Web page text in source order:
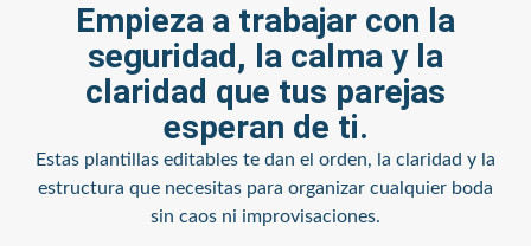
Empieza a trabajar con la
seguridad, la calma y la
claridad que tus parejas
esperan de ti.
Estas plantillas editables te dan el orden, la claridad y la
estructura que necesitas para organizar cualquier boda
sin caos ni improvisaciones.